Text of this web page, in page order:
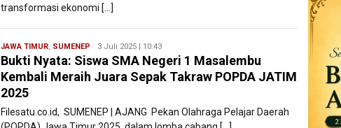
transformasi ekonomi […]
JAWA TIMUR, SUMENEP Ryan
Karawang
3 Juli 2025 | 10:43
Bukti Nyata: Siswa SMA Negeri 1 Masalembu
Kembali Meraih Juara Sepak Takraw POPDA JATIM
2025
Filesatu.co.id, SUMENEP | AJANG Pekan Olahraga Pelajar Daerah